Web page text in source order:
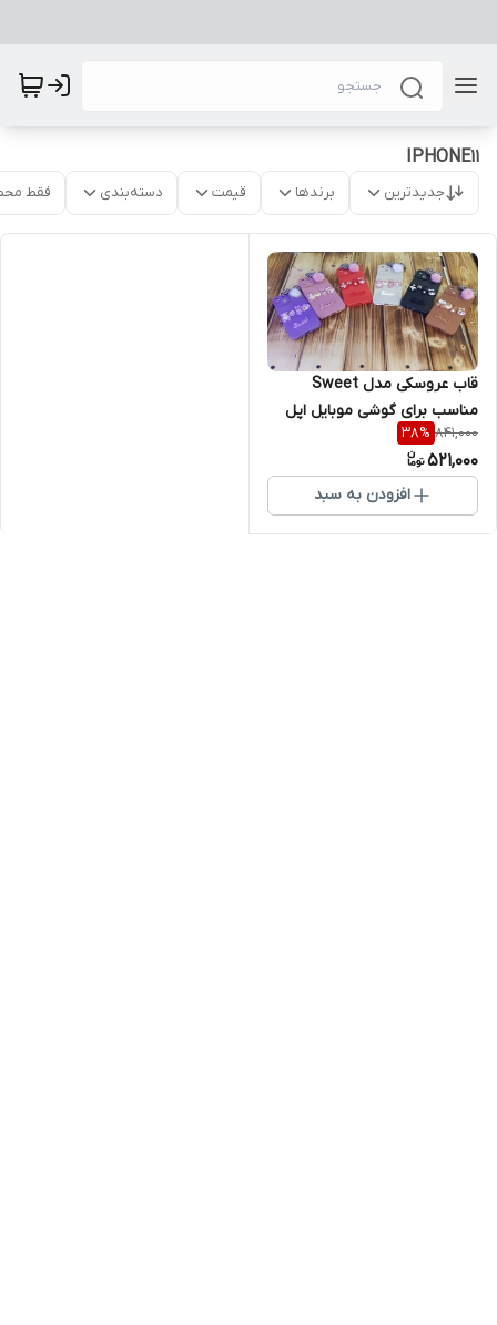
IPHONE11
جدیدترین برندها قیمت دسته‌بندی فقط
قاب عروسکی مدل Sweet
مناسب برای گوشی موبایل اپل
Iphone 11
841,000
38%
521,000
افزودن به سبد